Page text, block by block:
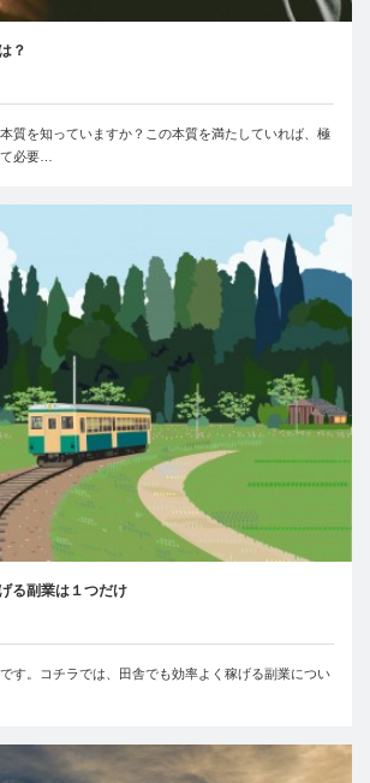
？
質を知っていますか？この本質を満たしていれば、極
必要…
る副業は１つだけ
す。コチラでは、田舎でも効率よく稼げる副業につい